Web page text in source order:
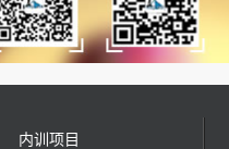
内训项目